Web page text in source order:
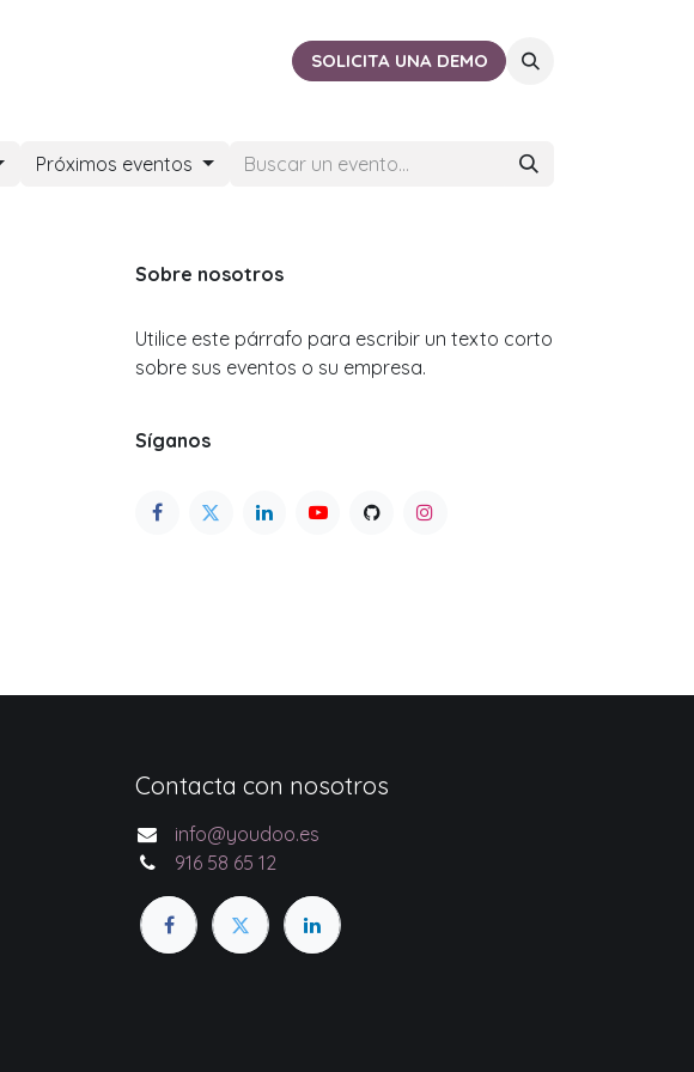
CERCA DE TISOLICITA UNA DEMO
Próximos eventos
Sobre nosotros
Utilice este párrafo para escribir un texto corto
sobre sus eventos o su empresa.
Síganos
Contacta con nosotros
info@youdoo.es
916 58 65 12